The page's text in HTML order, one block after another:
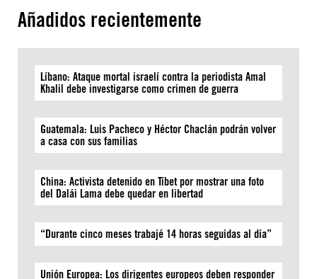
Añadidos recientemente
Líbano: Ataque mortal israelí contra la periodista Amal
Khalil debe investigarse como crimen de guerra
Guatemala: Luis Pacheco y Héctor Chaclán podrán volver
a casa con sus familias
China: Activista detenido en Tíbet por mostrar una foto
del Dalái Lama debe quedar en libertad
“Durante cinco meses trabajé 14 horas seguidas al día”
Unión Europea: Los dirigentes europeos deben responder